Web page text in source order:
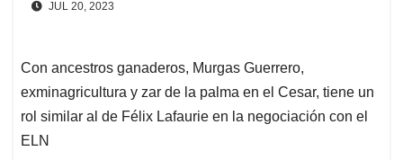
JUL 20, 2023
Con ancestros ganaderos, Murgas Guerrero,
exminagricultura y zar de la palma en el Cesar, tiene un
rol similar al de Félix Lafaurie en la negociación con el
ELN